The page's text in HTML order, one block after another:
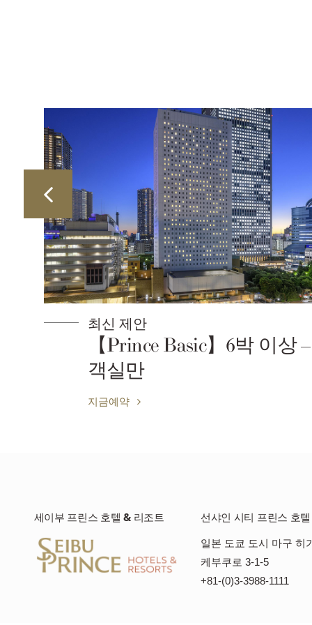
최신 제안
【Prince Basic】6박 이상 –
객실만
지금예약
세이부 프린스 호텔 & 리조트 선샤인 시티 프린스 호텔
일본 도쿄 도시 마구 히
케부쿠로 3-1-5
+81-(0)3-3988-1111